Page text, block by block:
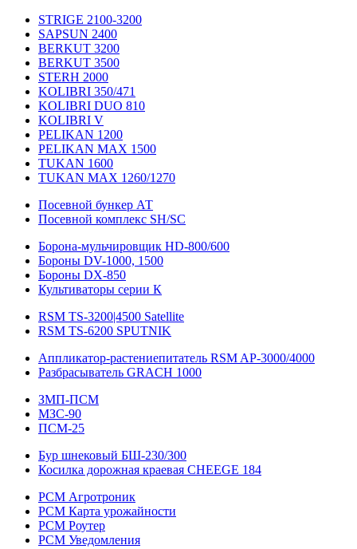
STRIGE 2100-3200
SAPSUN 2400
BERKUT 3200
BERKUT 3500
STERH 2000
KOLIBRI 350/471
KOLIBRI DUO 810
KOLIBRI V
PELIKAN 1200
PELIKAN MAX 1500
TUKAN 1600
TUKAN MAX 1260/1270
Посевной бункер АТ
Посевной комплекс SH/SC
Борона-мульчировщик HD-800/600
Бороны DV-1000, 1500
Бороны DX-850
Культиваторы серии К
RSM TS-3200|4500 Satellite
RSM TS-6200 SPUTNIK
Аппликатор-растениепитатель RSM AP-3000/4000
Разбрасыватель GRACH 1000
ЗМП-ПСМ
МЗС-90
ПСМ-25
Бур шнековый БШ-230/300
Косилка дорожная краевая CHEEGE 184
РСМ Агротроник
РСМ Карта урожайности
РСМ Роутер
РСМ Уведомления